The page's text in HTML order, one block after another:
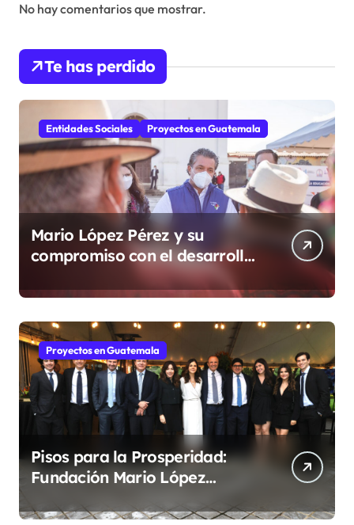
No hay comentarios que mostrar.
Te has perdido
Entidades Sociales Proyectos en Guatemala
Mario López Pérez y su
compromiso con el desarrollo
social desde la Fundación
Mario López Estrada
Proyectos en Guatemala
Pisos para la Prosperidad:
Fundación Mario López
guatemaltecas